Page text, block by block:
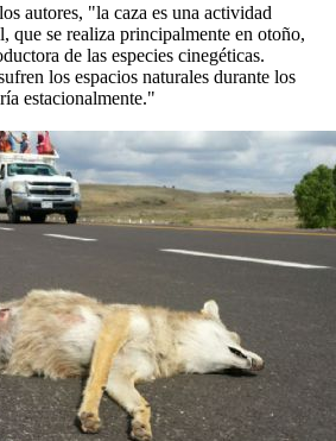
autores, "la caza es una actividad
que se realiza principalmente en otoño,
de las especies cinegéticas.
los espacios naturales durante los
estacionalmente."